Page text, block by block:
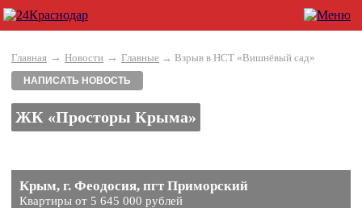
Главная → Новости → Главные → Взрыв в НСТ «Вишнёвый сад»
НАПИСАТЬ НОВОСТЬ
ЖК «Просторы Крыма»
Крым, г. Феодосия, пгт Приморский
Квартиры от 5 645 000 рублей